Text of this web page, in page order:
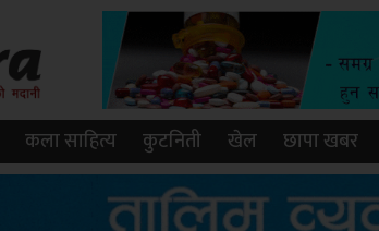
कला साहित्य कुटनिती खेल छापा खबर